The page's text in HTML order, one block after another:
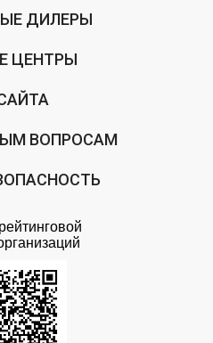
ДИЛЕРЫ
ЦЕНТРЫ
ВОПРОСАМ